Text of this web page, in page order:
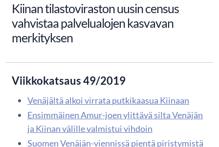
Kiinan tilastoviraston uusin census
vahvistaa palvelualojen kasvavan
merkityksen
Viikkokatsaus 49/2019
Venäjältä alkoi virrata putkikaasua Kiinaan
Ensimmäinen Amur-joen ylittävä silta Venäjän
ja Kiinan välille valmistui vihdoin
Suomen Venäjän-viennissä pientä piristymistä